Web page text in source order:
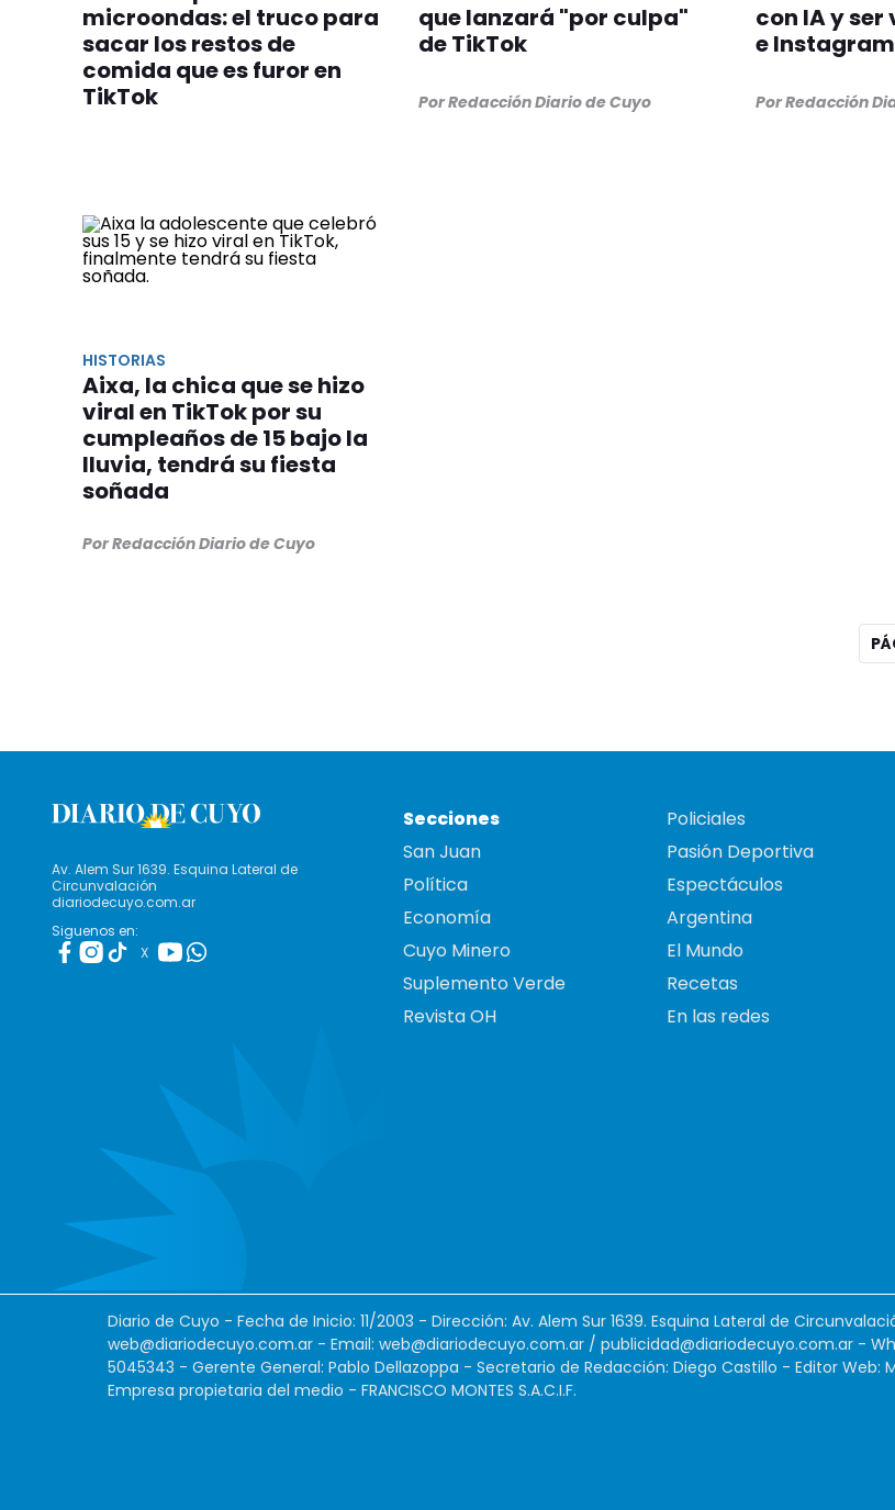
microondas: el truco para
sacar los restos de
comida que es furor en
TikTok
que lanzará "por culpa"
de TikTok
Por Redacción Diario de Cuyo
con IA y ser
e Instagram
Por Redacción
HISTORIAS
Aixa, la chica que se hizo
viral en TikTok por su
cumpleaños de 15 bajo la
lluvia, tendrá su fiesta
soñada
Por Redacción Diario de Cuyo
Av. Alem Sur 1639. Esquina Lateral de
Circunvalación
diariodecuyo.com.ar
Siguenos en:
X
Secciones
San Juan
Política
Economía
Cuyo Minero
Suplemento Verde
Revista OH
Policiales
Pasión Deportiva
Espectáculos
Argentina
El Mundo
Recetas
En las redes
Diario de Cuyo - Fecha de Inicio: 11/2003 - Dirección: Av. Alem Sur 1639. Esquina Lateral de
web@diariodecuyo.com.ar - Email: web@diariodecuyo.com.ar / publicidad@diariodecuyo.com.ar -
5045343 - Gerente General: Pablo Dellazoppa - Secretario de Redacción: Diego Castillo - Editor Web:
Empresa propietaria del medio - FRANCISCO MONTES S.A.C.I.F.